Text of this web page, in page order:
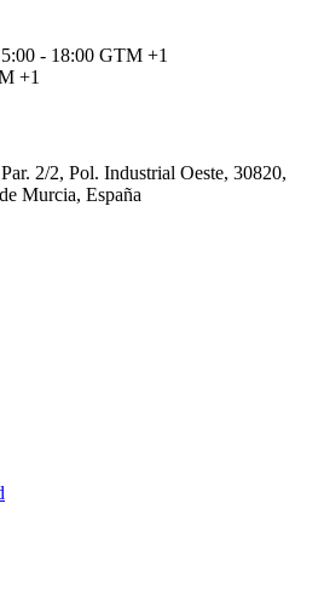
- 18:00 GTM +1
+1
2/2, Pol. Industrial Oeste, 30820,
Murcia, España